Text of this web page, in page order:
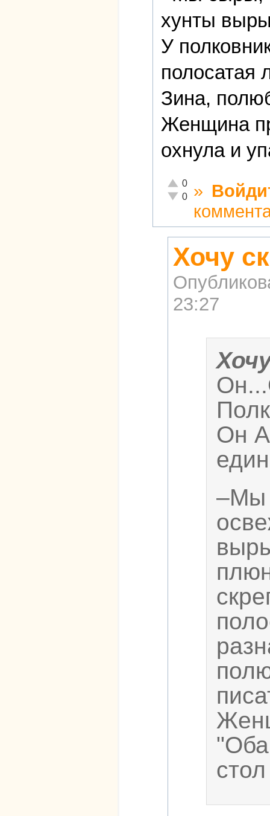
хунты
У
полосатая
Зина,
Женщина
охнула и
Отлично!
0
Неадекватно!
0 »
Хочу
23:27
Он
–Мы